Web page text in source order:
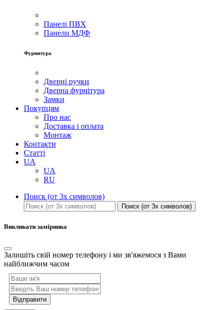
Панелі ПВХ
Панели МДФ
Фурнитура
Дверні ручки
Дверна фурнітура
Замки
Покупцям
Про нас
Доставка і оплата
Монтаж
Контакти
Статті
UA
UA
RU
Поиск (от 3х символов)
Поиск (от 3х символов)
Викликати замірника
Залишіть свій номер телефону і ми зв'яжемося з Вами
найближчим часом
Відправити